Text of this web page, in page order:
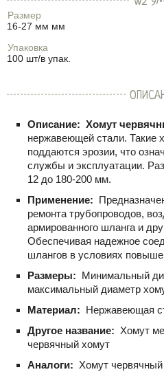
Размер
16-27 мм мм
Упаковка
100 шт/в упак.
Описание: Хомут
нержавеющей стали. Такие
поддаются эрозии, что
службы и эксплуатации.
12 до 180-200 мм.
Применение:
ремонта трубопроводов,
армированного шланга и
Обеспечивая надежное
шлангов в условиях
Размеры: Минимальный
максимальный диаметр
Материал: Нержавеющая
Другое название: Хомут
червячный хомут
Аналоги: Хомут